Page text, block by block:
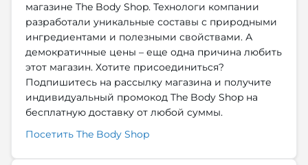
магазине The Body Shop. Технологи компании
разработали уникальные составы с природными
ингредиентами и полезными свойствами. А
демократичные цены – еще одна причина любить
этот магазин. Хотите присоединиться?
Подпишитесь на рассылку магазина и получите
индивидуальный промокод The Body Shop на
бесплатную доставку от любой суммы.
Посетить The Body Shop